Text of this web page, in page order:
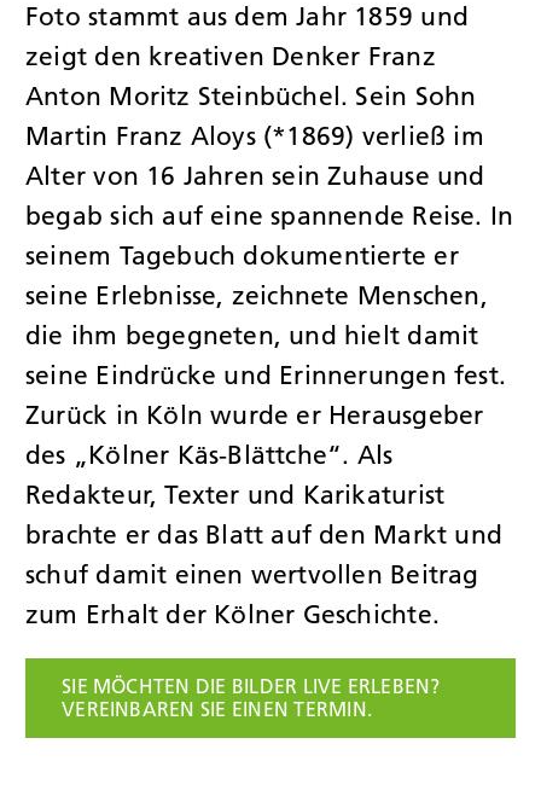
Foto stammt aus dem Jahr 1859 und
zeigt den kreativen Denker Franz
Anton Moritz Steinbüchel. Sein Sohn
Martin Franz Aloys (*1869) verließ im
Alter von 16 Jahren sein Zuhause und
begab sich auf eine spannende Reise. In
seinem Tagebuch dokumentierte er
seine Erlebnisse, zeichnete Menschen,
die ihm begegneten, und hielt damit
seine Eindrücke und Erinnerungen fest.
Zurück in Köln wurde er Herausgeber
des „Kölner Käs-Blättche“. Als
Redakteur, Texter und Karikaturist
brachte er das Blatt auf den Markt und
schuf damit einen wertvollen Beitrag
zum Erhalt der Kölner Geschichte.
SIE MÖCHTEN DIE BILDER LIVE ERLEBEN?
VEREINBAREN SIE EINEN TERMIN.